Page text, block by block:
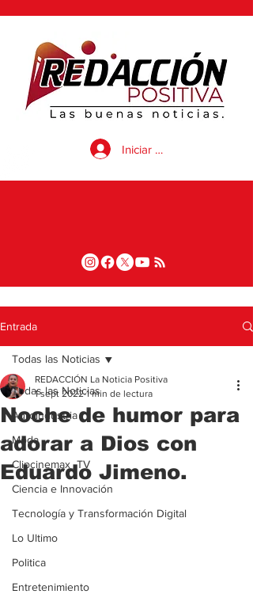
Iniciar sesión
Entrada
Todas las Noticias
Agroindustria
Moda
Clipcinemax_TV
Ciencia e Innovación
Tecnología y Transformación Digital
Lo Ultimo
Politica
Entretenimiento
Todas las Noticias
Noche de humor para
adorar a Dios con
Eduardo Jimeno.
REDACCIÓN La Noticia Positiva
1 sept 2022 1 min de lectura